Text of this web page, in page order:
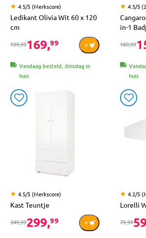
4.5/5 (Merkscore)
Ledikant Olivia Wit 60 x 120
cm
199,99169,99
Vandaag besteld, dinsdag in
huis
4.5/5
in-1
189,99
huis
4.5/5 (Merkscore)
Kast Teuntje
349,99299,99
4.2/5
Lorelli
79,99